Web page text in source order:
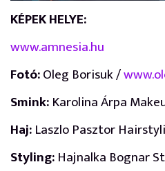
KÉPEK HELYE:
www.amnesia.hu
Fotó:Oleg Borisuk /
Smink:Karolina Árpa
Haj:Laszlo Pasztor
Styling:Hajnalka Bognar